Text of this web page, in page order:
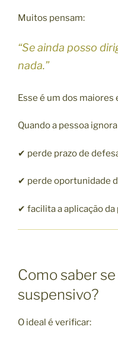
Muitos pensam:
“Se ainda posso
nada.”
Esse é um dos maiores
Quando a pessoa
✔ perde prazo de
✔ perde oportunidade
✔ facilita a aplicação da
Como saber
suspensivo?
O ideal é verificar: